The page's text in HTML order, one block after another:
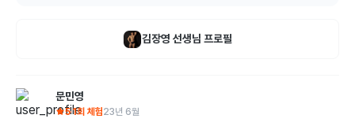
김장영 선생님 프로필
문민영
5 1회 체험23년 6월